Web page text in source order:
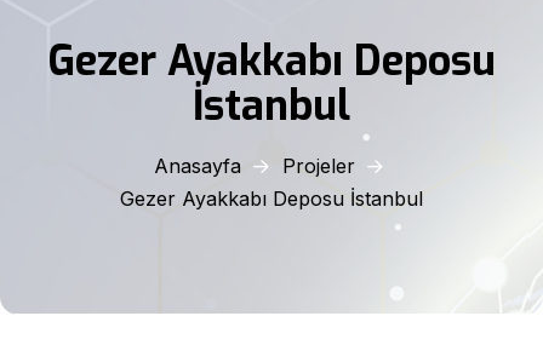
Gezer Ayakkabı Deposu
İstanbul
Anasayfa
Projeler
Gezer Ayakkabı Deposu İstanbul